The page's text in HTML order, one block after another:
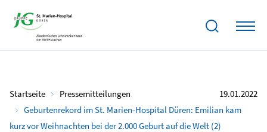
Startseite
Pressemitteilungen
Geburtenrekord im St. Marien-Hospital Düren: Emilian kam
kurz vor Weihnachten bei der 2.000 Geburt auf die Welt (2)
19.01.2022